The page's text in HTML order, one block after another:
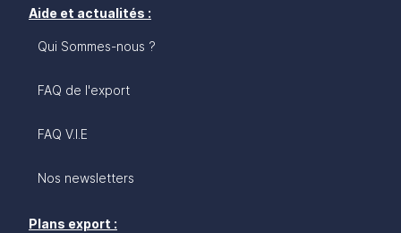
Aide et actualités :
Qui Sommes-nous ?
FAQ de l'export
FAQ V.I.E
Nos newsletters
Plans export :